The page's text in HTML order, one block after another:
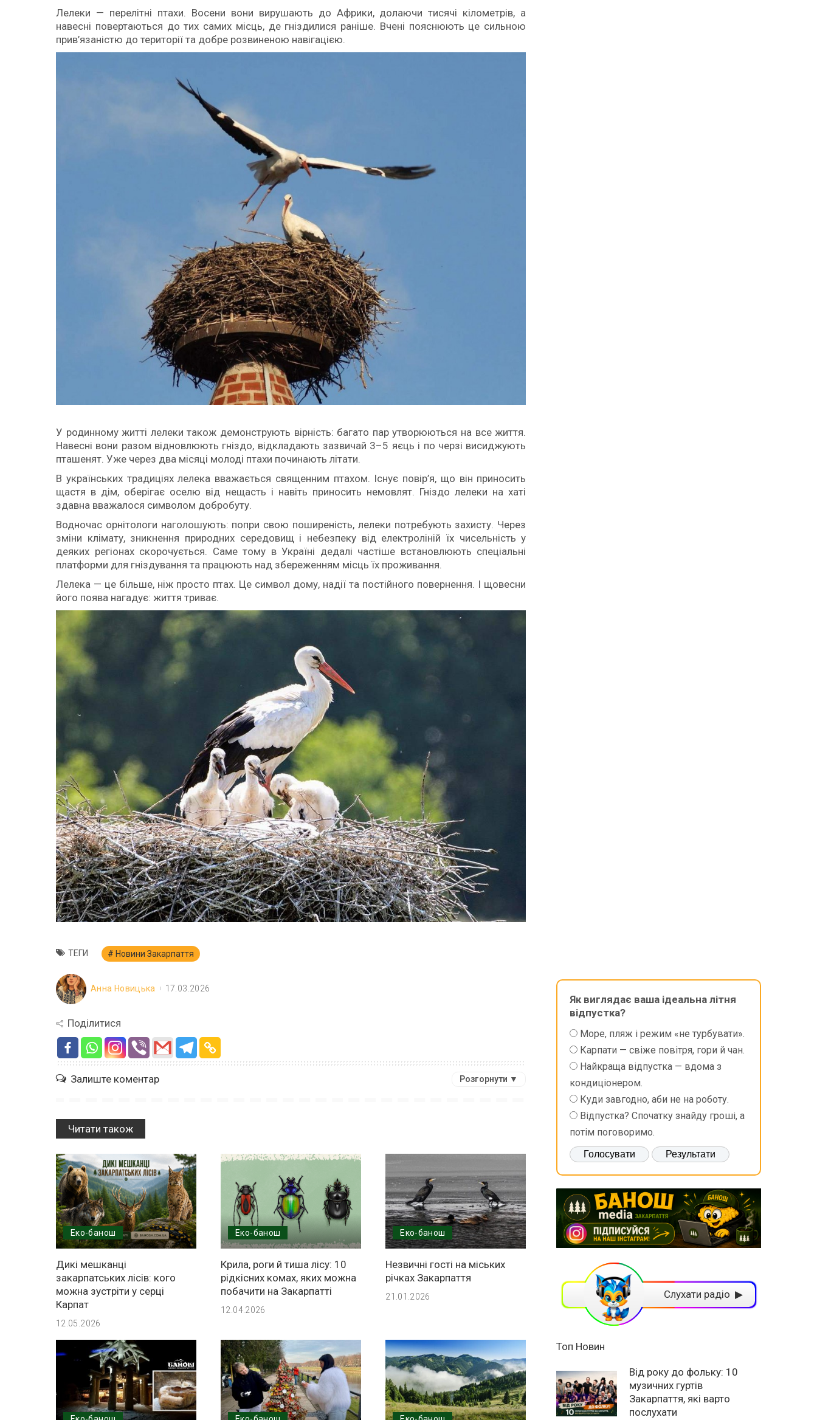
Лелеки — перелітні птахи. Восени вони вирушають до Африки, долаючи тисячі кілометрів, а
навесні повертаються до тих самих місць, де гніздилися раніше. Вчені пояснюють це сильною
прив’язаністю до території та добре розвиненою навігацією.
У родинному житті лелеки також демонструють вірність: багато пар утворюються на все життя.
Навесні вони разом відновлюють гніздо, відкладають зазвичай 3–5 яєць і по черзі висиджують
пташенят. Уже через два місяці молоді птахи починають літати.
В українських традиціях лелека вважається священним птахом. Існує повір’я, що він приносить
щастя в дім, оберігає оселю від нещасть і навіть приносить немовлят. Гніздо лелеки на хаті
здавна вважалося символом добробуту.
Водночас орнітологи наголошують: попри свою поширеність, лелеки потребують захисту. Через
зміни клімату, зникнення природних середовищ і небезпеку від електроліній їх чисельність у
деяких регіонах скорочується. Саме тому в Україні дедалі частіше встановлюють спеціальні
платформи для гніздування та працюють над збереженням місць їх проживання.
Лелека — це більше, ніж просто птах. Це символ дому, надії та постійного повернення. І щовесни
його поява нагадує: життя триває.
ТЕГИ Новини Закарпаття
Анна Новицька 17.03.2026
Поділитися
Залиште коментар Розгорнути ▼
Читати також
Еко-банош
Дикі мешканці
закарпатських лісів: кого
можна зустріти у серці
Карпат
12.05.2026
Еко-банош
Крила, роги й тиша лісу: 10
рідкісних комах, яких можна
побачити на Закарпатті
12.04.2026
Еко-банош
Незвичні гості на міських
річках Закарпаття
21.01.2026
Як виглядає ваша ідеальна літня
відпустка?
Море, пляж і режим «не турбувати».
Карпати — свіже повітря, гори й чан.
Найкраща відпустка — вдома з
кондиціонером.
Куди завгодно, аби не на роботу.
Відпустка? Спочатку знайду гроші, а
потім поговоримо.
Слухати радіо ▶
Топ Новин
Від року до фольку: 10
музичних гуртів
Закарпаття, які варто
послухати